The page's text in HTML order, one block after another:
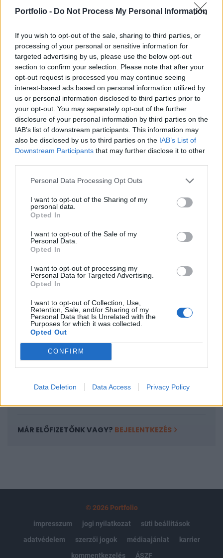
Portfolio - Do Not Process My Personal Information
If you wish to opt-out of the sale, sharing to third parties, or
processing of your personal or sensitive information for
targeted advertising by us, please use the below opt-out
section to confirm your selection. Please note that after your
opt-out request is processed you may continue seeing
interest-based ads based on personal information utilized by
us or personal information disclosed to third parties prior to
your opt-out. You may separately opt-out of the further
disclosure of your personal information by third parties on the
IAB’s list of downstream participants. This information may
also be disclosed by us to third parties on the IAB’s List of
Downstream Participants that may further disclose it to other
Personal Data Processing Opt Outs
I want to opt-out of the Sharing of my
personal data.
Opted In
I want to opt-out of the Sale of my
Personal Data.
Opted In
I want to opt-out of processing my
Personal Data for Targeted Advertising.
Opted In
I want to opt-out of Collection, Use,
Retention, Sale, and/or Sharing of my
Personal Data that Is Unrelated with the
Purposes for which it was collected.
Opted Out
CONFIRM
Data Deletion Data Access Privacy Policy
Évi 1 mrd eurós támogatást tervez nyújtani az EU
Törökországnak annak érdekében, hogy segítsék
a gazdasági és társadalmi felzárkózást az uniós
szintekhez - írja a Die Welt. Törökország a 13
csatlakozni szándékozó ország közül a
legelmaradottabbnak számít. Az ország jelenleg
150 m eurós támogatást kap az uniótól.
Az EU tagállamok az év végén találkoznak
Koppenhágában, és a normál forgatókönyv szerint
döntenek arról, hogy mely országok léphetnek be az
Románia szakértői becslések szerint 2007-re lehet EU tag.
Egyes vélemények szerint Törökország helyzete a
körülmények...
KEDVES OLVASÓNK!
A keresett cikk a portfolio.hu hírarchívumához
tartozik, melynek olvasása előfizetéses
regisztrációhoz kötött.
Az előfizetés a következőket tartalmazza:
Portfolio.hu teljes cikkarchívum
Kötéslisták: BÉT elmúlt 2 év napon belüli
kötéslistái
MÁR ELŐFIZETŐNK VAGY? BEJELENTKEZÉS
© 2026 Portfolio
impresszum
jogi nyilatkozat
süti beállítások
adatvédelem
szerzői jogok médiaajánlat
karrier
kommentkezelés
ÁSZF